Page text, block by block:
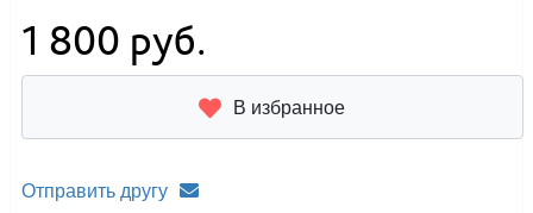
1 800 руб.
В избранное
Отправить другу